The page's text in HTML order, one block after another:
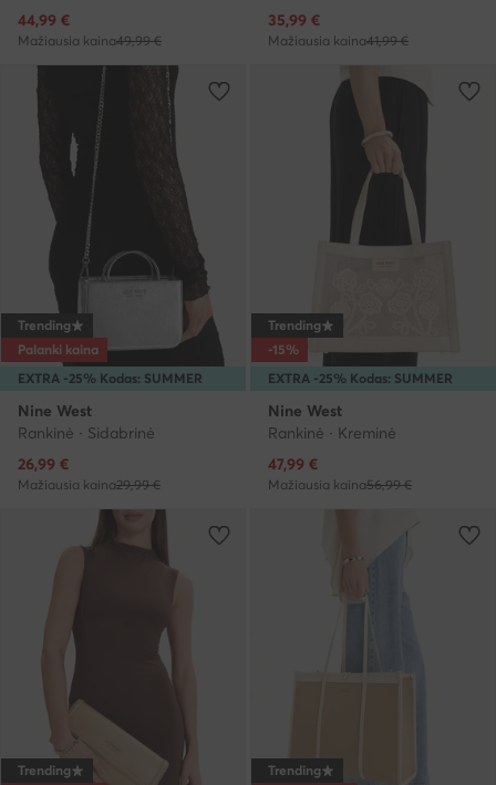
Dabartinė kaina
44,99 €
Mažiausia kaina49,99 €
Dabartinė kaina
35,99 €
Mažiausia kaina41,99 €
EXTRA -25% Kodas: SUMMER
Trending
Palanki kaina
Nine West
Rankinė · Sidabrinė
Dabartinė kaina
26,99 €
Mažiausia kaina29,99 €
EXTRA -25% Kodas: SUMMER
Trending
-15%
Nine West
Rankinė · Kreminė
Dabartinė kaina
47,99 €
Mažiausia kaina56,99 €
Trending
Trending